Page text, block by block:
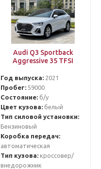
Audi Q3 Sportback
Aggressive 35 TFSI
Год выпуска:2021
Пробег:59000
Состояние:б/у
Цвет кузова:белый
Тип силовой установки:
Бензиновый
Коробка передач:
автоматическая
Тип кузова:кроссовер/
внедорожник